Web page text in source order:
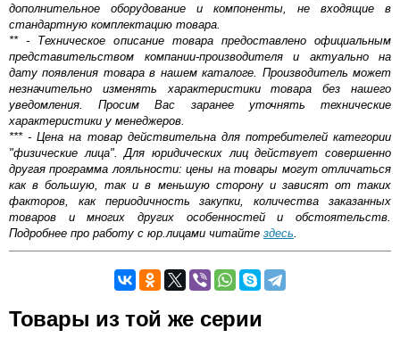
дополнительное оборудование и компоненты, не входящие в
стандартную комплектацию товара.
** - Техническое описание товара предоставлено официальным
представительством компании-производителя и актуально на
дату появления товара в нашем каталоге. Производитель может
незначительно изменять характеристики товара без нашего
уведомления. Просим Вас заранее уточнять технические
характеристики у менеджеров.
*** - Цена на товар действительна для потребителей категории
"физические лица". Для юридических лиц действует совершенно
другая программа лояльности: цены на товары могут отличаться
как в большую, так и в меньшую сторону и зависят от таких
факторов, как периодичность закупки, количества заказанных
товаров и многих других особенностей и обстоятельств.
Подробнее про работу с юр.лицами читайте здесь.
Оставьте отзыв
Товары из той же серии